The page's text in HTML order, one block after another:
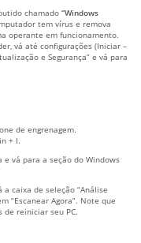
chamado “Windows
tem vírus e remova
operante em funcionamento.
vá até configurações (Iniciar –
e Segurança” e vá para
de engrenagem.
+ I.
e vá para a seção do Windows
a caixa de seleção “Análise
“Escanear Agora”. Note que
de reiniciar seu PC.